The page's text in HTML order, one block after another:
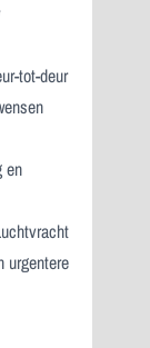
tot-deur
en
urgentere